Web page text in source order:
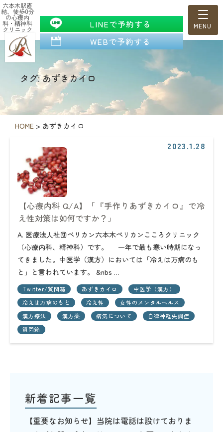
六本木駅直
結、徒歩0分
の心療内
科・精神科
クリニック
LINEで予約する
WEBで予約する
タグ: あずきカイロ
HOME > あずきカイロ
2023.1.28
【心療内科 Q/A】「『手作りあずきカイロ』で冷
え性対策は如何ですか？」
A. 医療法人社団ペリカン六本木ペリカンこころクリニック
（心療内科、精神科）です。 一年で最も寒い時期になっ
てきました。中医学（漢方）においては「冷えは万病のも
と」と言われています。 &nbs …
Twitter/質問箱 あずきカイロ
中医学（漢方）
冷えは万病のもと
冷え性
女性のメンタルヘルス
漢方療法
漢方薬 病気について
自律神経失調症
質問箱
新着記事一覧
【重要なお知らせ】当院は電話は設けておりま